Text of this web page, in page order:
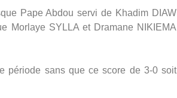
Pape Abdou servi de Khadim DIAW
Morlaye SYLLA et Dramane NIKIEMA
période sans que ce score de 3-0 soit